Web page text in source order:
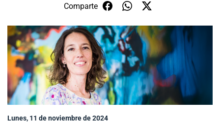
Embajadas y consulados
Servicios ciudadanos
Subsecretaría de Relaciones Económicas
Internacionales
Sala de prensa
Comparte
Lunes, 11 de noviembre de 2024